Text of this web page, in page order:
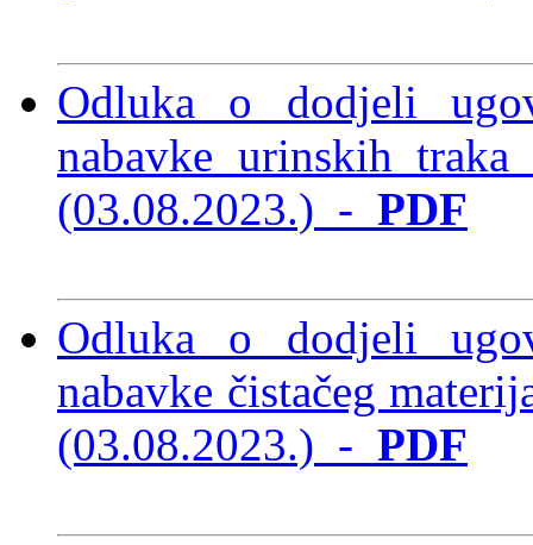
Odluka o dodjeli
nabavke urinskih traka
(03.08.2023.) - PDF
Odluka o dodjeli
nabavke čistačeg
(03.08.2023.) - PDF